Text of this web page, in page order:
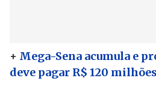
+ Mega-Sena acumula e
deve pagar R$ 120 milhões